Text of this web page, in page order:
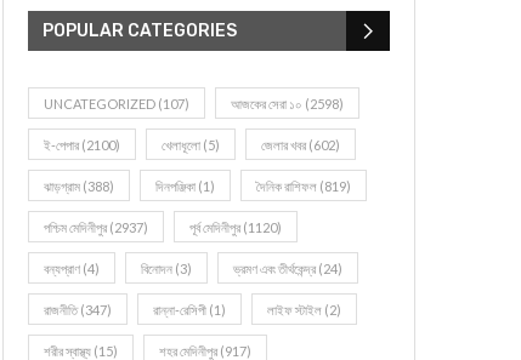
POPULAR CATEGORIES
UNCATEGORIZED (107) আজকের সেরা ১০ (2598)
ই-পেপার (2100) খেলাধূলো (5) জেলার খবর (602)
ঝাড়গ্রাম (388) দিনপঞ্জিকা (1) দৈনিক রাশিফল (819)
পশ্চিম মেদিনীপুর (2937) পূর্ব মেদিনীপুর (1120)
বন্যপ্রাণ (4) বিনোদন (3) ভ্রমণ এবং তীর্থকেন্দ্র (24)
রাজনীতি(347) রান্না-রেসিপী (1) লাইফ স্টাইল (2)
শরীর স্বাস্থ্য (15) শহর মেদিনীপুর (917)